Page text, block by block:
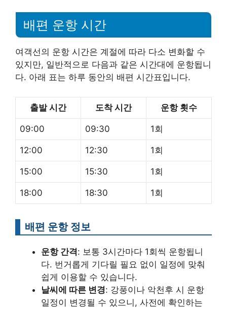
배편 운항 시간
여객선의 운항 시간은 계절에 따라 다소 변화할 수
있지만, 일반적으로 다음과 같은 시간대에 운항됩니
다. 아래 표는 하루 동안의 배편 시간표입니다.
출발 시간 도착 시간 운항 횟수
09:00 09:30 1회
12:00 12:30 1회
15:00 15:30 1회
18:00 18:30 1회
배편 운항 정보
운항 간격: 보통 3시간마다 1회씩 운항됩니
다. 번거롭게 기다릴 필요 없이 일정에 맞춰
쉽게 이용할 수 있습니다.
날씨에 따른 변경: 강풍이나 악천후 시 운항
일정이 변경될 수 있으니, 사전에 확인하는